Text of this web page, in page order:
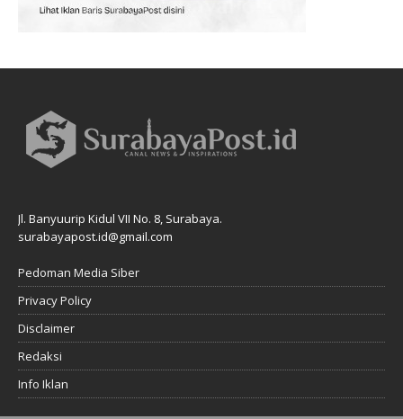
Jl. Banyuurip Kidul VII No. 8, Surabaya.
surabayapost.id@gmail.com
Pedoman Media Siber
Privacy Policy
Disclaimer
Redaksi
Info Iklan